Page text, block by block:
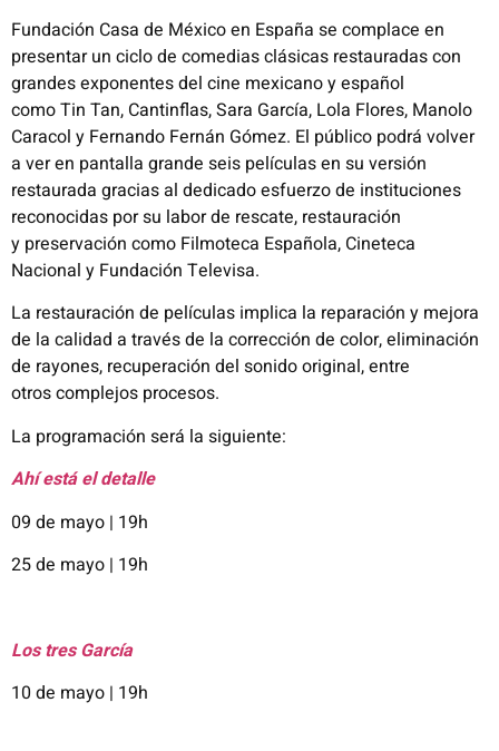
Fundación Casa de México en España se complace en
presentar un ciclo de comedias clásicas restauradas con
grandes exponentes del cine mexicano y español
comoTin Tan, Cantinflas, Sara García, Lola Flores, Manolo
Caracol y Fernando Fernán Gómez. El público podrá volver
a ver en pantalla grande seis películas en su versión
restaurada gracias al dedicado esfuerzo de instituciones
reconocidas por su labor de rescate, restauración
y preservación como Filmoteca Española, Cineteca
Nacional y Fundación Televisa.
La restauración de películas implica la reparación y mejora
de la calidad a través de la corrección de color, eliminación
de rayones, recuperación del sonido original, entre
otroscomplejos procesos.
La programación será la siguiente:
Ahí está el detalle
09 de mayo | 19h
25 de mayo | 19h
LostresGarcía
10 de mayo | 19h